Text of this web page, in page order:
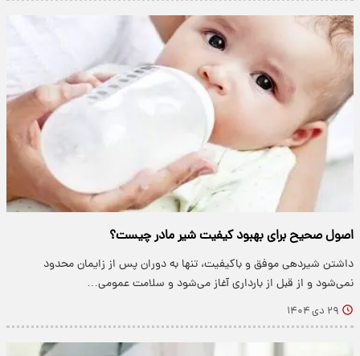
اصول صحیح برای بهبود کیفیت شیر مادر چیست؟
داشتن شیردهی موفق و باکیفیت، تنها به دوران پس از زایمان محدود
نمی‌شود و از قبل از بارداری آغاز می‌شود و سلامت عمومی…
۲۹ دی ۱۴۰۴